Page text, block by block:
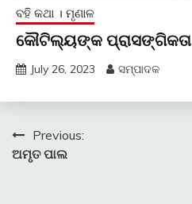
ବହି କଥା । ମୃଣାଳ
କୌଟିଲ୍ୟଙ୍କ ପ୍ରାସଙ୍ଗିକତା
July 26, 2023 ସମ୍ପାଦକ
Post
navigation
Previous:
ଅମୃତ ପାଲ